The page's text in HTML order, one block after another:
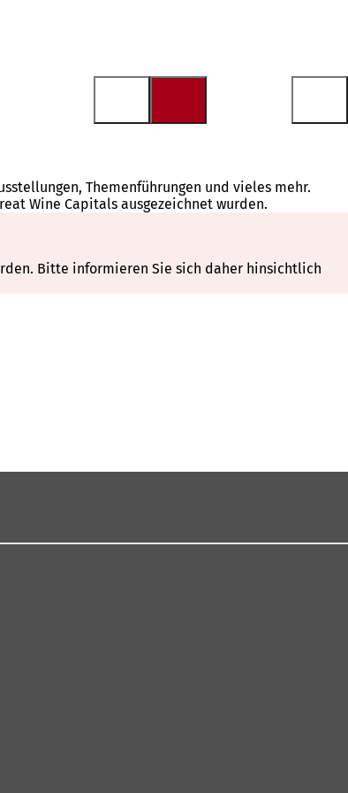
Themenführungen und vieles mehr.
Wine Capitals ausgezeichnet wurden.
Bitte informieren Sie sich daher hinsichtlich